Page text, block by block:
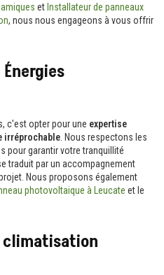
et Installateur de panneaux
, nous nous engageons à vous offrir
c'est opter pour une expertise
irréprochable . Nous respectons les
pour garantir votre tranquillité
traduit par un accompagnement
Nous proposons également
photovoltaique à Leucate et le
climatisation